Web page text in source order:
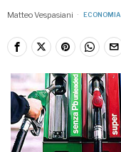
Matteo Vespasiani ECONOMIA